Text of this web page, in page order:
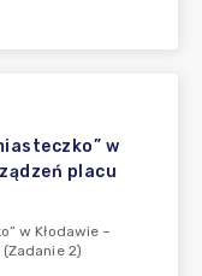
w
placu
w Kłodawie –
2)